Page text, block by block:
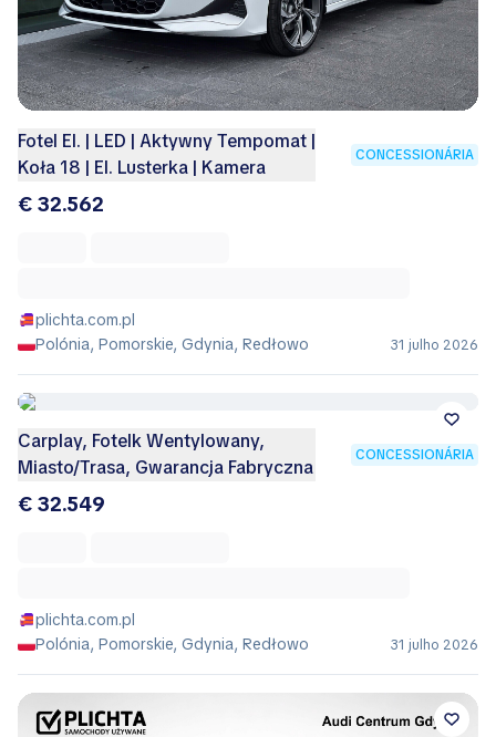
Fotel El. | LED | Aktywny Tempomat |
Koła 18 | El. Lusterka | Kamera
CONCESSIONÁRIA
€ 32.562
plichta.com.pl
Polónia, Pomorskie, Gdynia, Redłowo
31 julho 2026
Carplay, Fotelk Wentylowany,
Miasto/Trasa, Gwarancja Fabryczna
CONCESSIONÁRIA
€ 32.549
plichta.com.pl
Polónia, Pomorskie, Gdynia, Redłowo
31 julho 2026